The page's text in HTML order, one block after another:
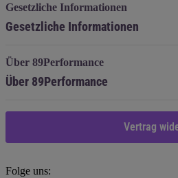
Gesetzliche Informationen
Gesetzliche Informationen
Über 89Performance
Über 89Performance
Vertrag
Folge uns: